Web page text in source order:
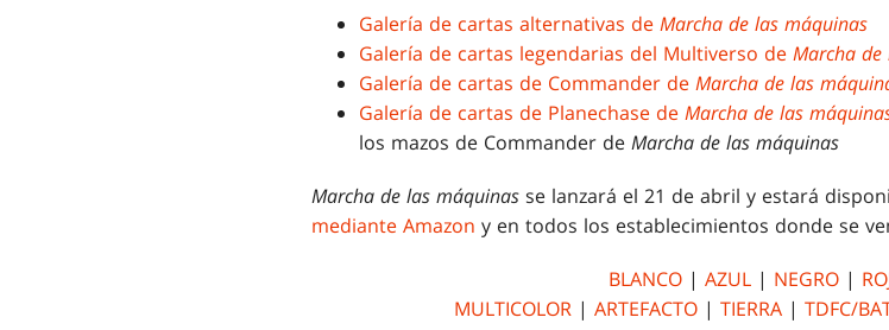
Galería de cartas alternativas de Marcha de las máquinas
Galería de cartas legendarias del Multiverso de Marcha
Galería de cartas de Commander de Marcha de las
Galería de cartas de Planechase de Marcha de las
los mazos de Commander de Marcha de las máquinas
Marcha de las máquinas se lanzará el 21 de abril y estará
mediante Amazon y en todos los establecimientos donde se
BLANCO | AZUL | NEGRO |
MULTICOLOR | ARTEFACTO | TIERRA | TDFC/